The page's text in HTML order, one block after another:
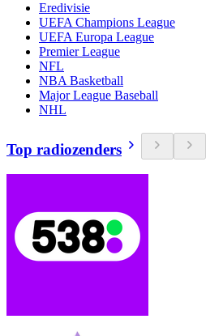
Eredivisie
UEFA Champions League
UEFA Europa League
Premier League
NFL
NBA Basketball
Major League Baseball
NHL
Top radiozenders